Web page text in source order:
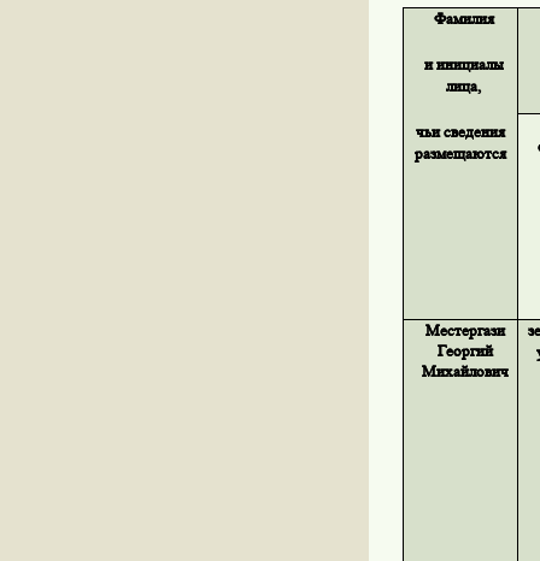
Фамилия
и инициалы
лица,
чьи сведения
размещаются
Местергази
Георгий
Михайлович